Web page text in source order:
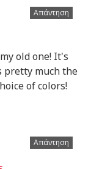
Απάντηση
old one! It's
pretty much the
of colors!
Απάντηση